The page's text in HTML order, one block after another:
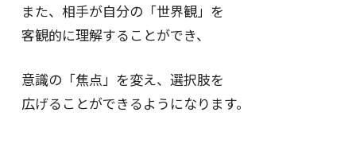
また、相手が自分の「世界観」を
客観的に理解することができ、
意識の「焦点」を変え、選択肢を
広げることができるようになります。